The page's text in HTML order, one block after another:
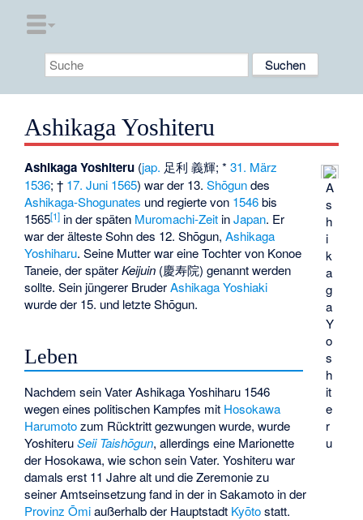
Ashikaga Yoshiteru
A
s
h
i
k
a
g
a
Y
o
s
h
it
e
r
u
Ashikaga Yoshiteru (jap. 足利 義輝; *31. März
1536; † 17. Juni 1565) war der 13.Shōgundes
Ashikaga-Shogunates und regierte von 1546bis
1565[1] in der späten Muromachi-Zeit inJapan. Er
war der älteste Sohn des 12. Shōgun,Ashikaga
Yoshiharu. Seine Mutter war eine Tochter von Konoe
Taneie, der späterKeijuin (慶寿院) genannt werden
sollte. Sein jüngerer BruderAshikaga Yoshiaki
wurde der 15. und letzte Shōgun.
Leben
Nachdem sein Vater Ashikaga Yoshiharu 1546
wegen eines politischen Kampfes mit Hosokawa
Harumotozum Rücktritt gezwungen wurde, wurde
YoshiteruSeii Taishōgun, allerdings eine Marionette
der Hosokawa, wie schon sein Vater. Yoshiteru war
damals erst 11 Jahre alt und die Zeremonie zu
seiner Amtseinsetzung fand in der in Sakamoto in der
Provinz Ōmiaußerhalb der Hauptstadt Kyōtostatt.